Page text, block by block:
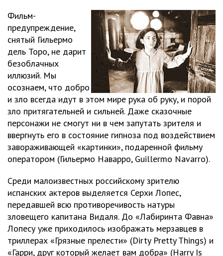
Фильм-
предупреждение,
снятый Гильермо
дель Торо, не дарит
безоблачных
иллюзий. Мы
осознаем, что добро
и зло всегда идут в этом мире рука об руку, и порой
зло притягательней и сильней. Даже сказочные
персонажи не смогут ни в чем запутать зрителя и
ввергнуть его в состояние гипноза под воздействием
завораживающей «картинки», подаренной фильму
оператором (Гильермо Наварро, Guillermo Navarro).
Среди малоизвестных российскому зрителю
испанских актеров выделяется Серхи Лопес,
передавшей всю противоречивость натуры
зловещего капитана Видаля. До «Лабиринта Фавна»
Лопесу уже приходилось изображать мерзавцев в
триллерах «Грязные прелести» (Dirty Pretty Things) и
«Гарри, друг который желает вам добра» (Harry Is